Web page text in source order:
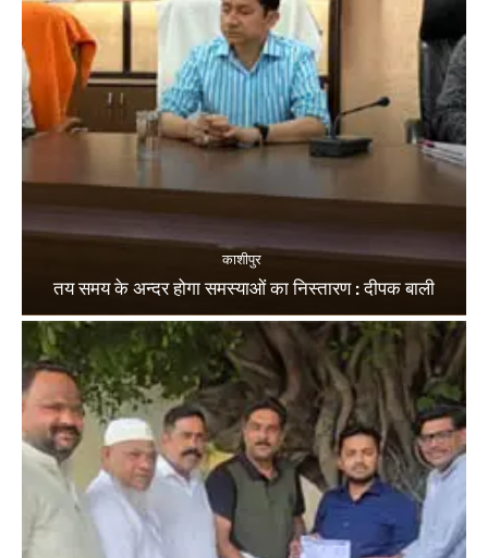
काशीपुर
तय समय के अन्दर होगा समस्याओं का निस्तारण : दीपक बाली